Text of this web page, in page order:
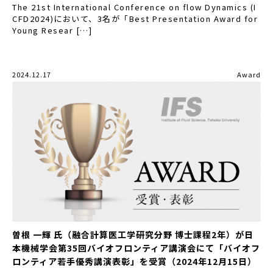
The 21st International Conference on flow Dynamics (I
CFD2024)において、3名が「Best Presentation Award for
Young Resear […]
2024.12.17 Award
曽根 一輝 氏（融合計算医工学研究分野 博士課程2年）が日
本機械学会第35回バイオフロンティア講演会にて「バイオフ
ロンティア若手優秀講演表彰」を受賞（2024年12月15日）